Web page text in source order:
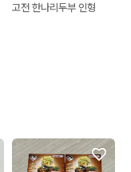
고전 한나리두부 인형